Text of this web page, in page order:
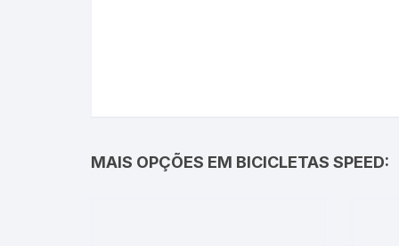
MAIS OPÇÕES EM BICICLETAS SPEED: